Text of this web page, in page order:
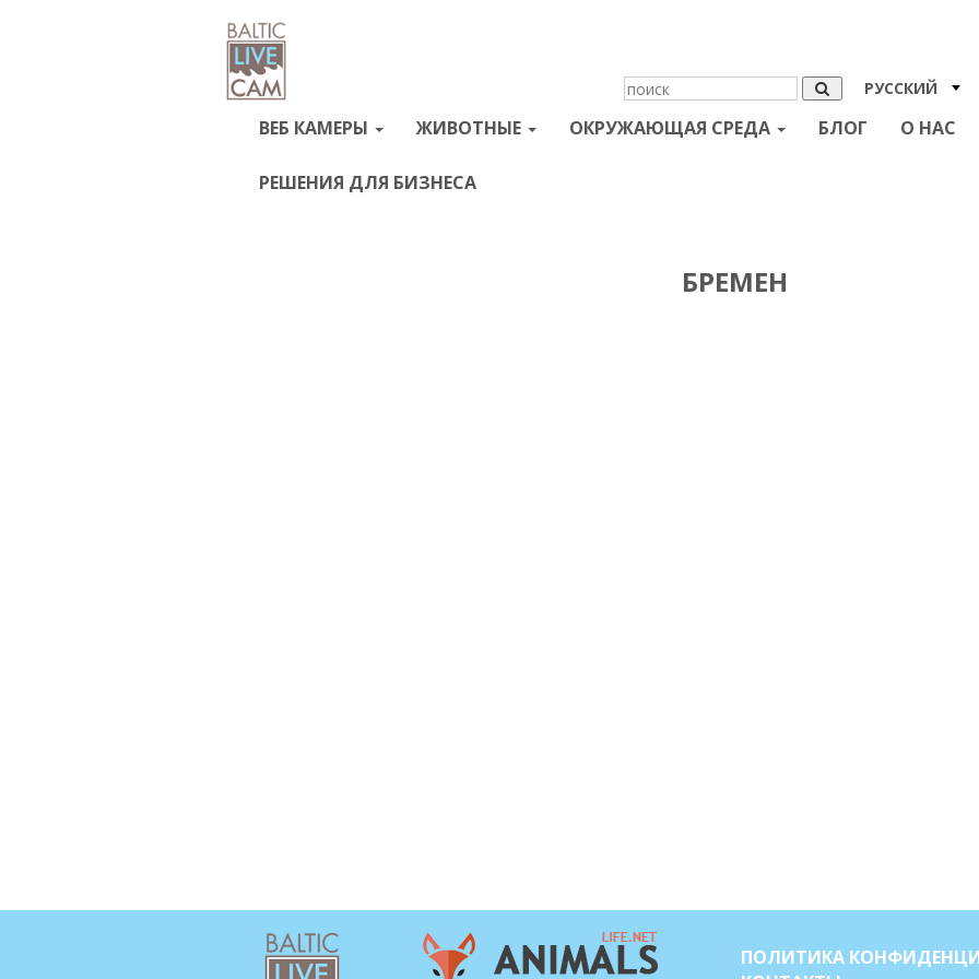
РУССКИЙ
ВЕБ КАМЕРЫ ЖИВОТНЫЕ ОКРУЖАЮЩАЯ СРЕДА БЛОГ О НАС
РЕШЕНИЯ ДЛЯ БИЗНЕСА
БРЕМЕН
ПОЛИТИКА